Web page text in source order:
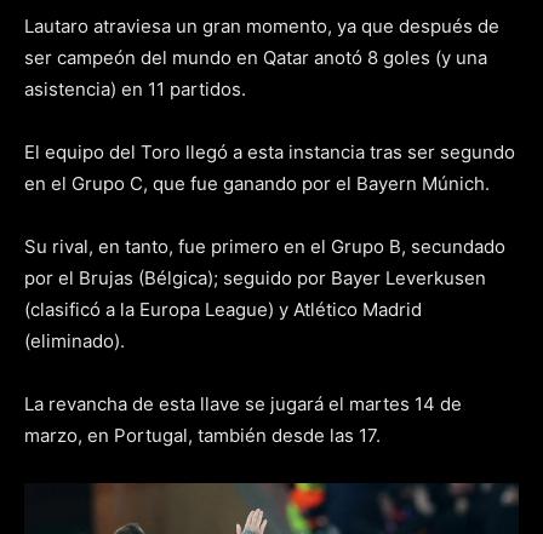
Lautaro atraviesa un gran momento, ya que después de
ser campeón del mundo en Qatar anotó 8 goles (y una
asistencia) en 11 partidos.
El equipo del Toro llegó a esta instancia tras ser segundo
en el Grupo C, que fue ganando por el Bayern Múnich.
Su rival, en tanto, fue primero en el Grupo B, secundado
por el Brujas (Bélgica); seguido por Bayer Leverkusen
(clasificó a la Europa League) y Atlético Madrid
(eliminado).
La revancha de esta llave se jugará el martes 14 de
marzo, en Portugal, también desde las 17.